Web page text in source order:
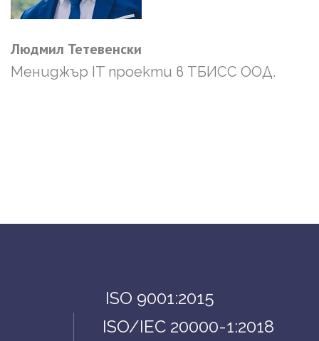
Людмил Тетевенски
Мениджър IT проекти в ТБИСС ООД.
ISO 9001:2015
ISO/IEC 20000-1:2018